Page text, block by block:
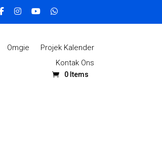
Omgie
Projek Kalender
Kontak Ons
0 Items